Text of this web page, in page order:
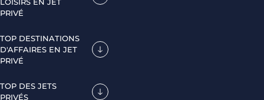
PRIVÉ
TOP DESTINATIONS
D'AFFAIRES EN JET
PRIVÉ
TOP DES JETS
PRIVÉS